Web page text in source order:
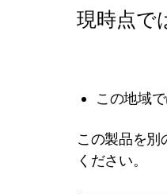
現時点で
この地域
この製品を別
ください。